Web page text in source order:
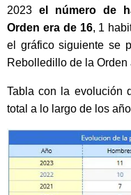
2023 el número de
Orden era de 16, 1
el gráfico siguiente se
Rebolledillo de la
Tabla con la evolución
total a lo largo de los